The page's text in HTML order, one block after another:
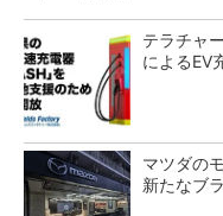
テラチャ
によるEV
マツダの
新たなブ